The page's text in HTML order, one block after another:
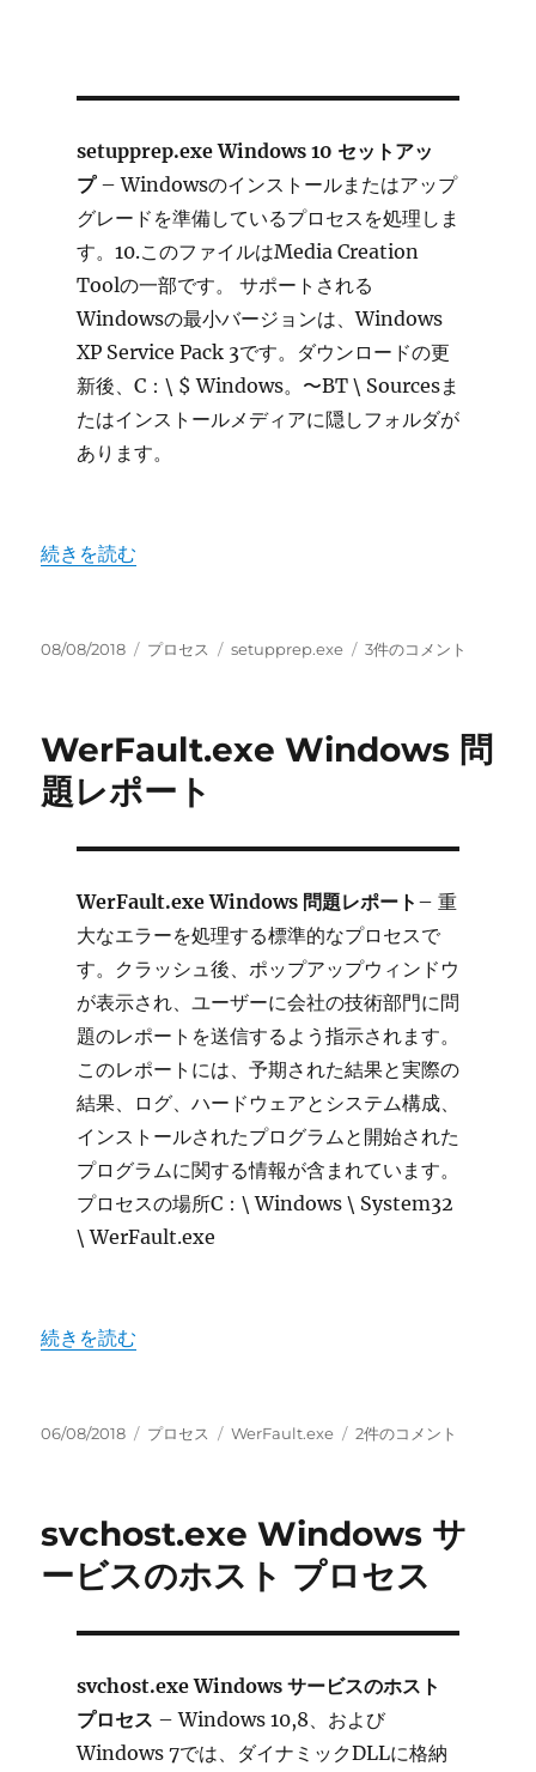
setupprep.exe Windows 10 セットアッ
プ – Windowsのインストールまたはアップ
グレードを準備しているプロセスを処理しま
す。10.このファイルはMedia Creation
Toolの一部です。 サポートされる
Windowsの最小バージョンは、Windows
XP Service Pack 3です。ダウンロードの更
新後、C：\ $ Windows。〜BT \ Sourcesま
たはインストールメディアに隠しフォルダが
あります。
“setupprep.exe Windows 10 セットアップ” の
続きを読む
投
08/08/2018
カ
ー
プロセス
タ
setupprep.exe
setupprep.exe
ッ
プ
の
3件のコメント
WerFault.exe Windows 問
題レポート
WerFault.exe Windows 問題レポート – 重
大なエラーを処理する標準的なプロセスで
す。クラッシュ後、ポップアップウィンドウ
が表示され、ユーザーに会社の技術部門に問
題のレポートを送信するよう指示されます。
このレポートには、予期された結果と実際の
結果、ログ、ハードウェアとシステム構成、
インストールされたプログラムと開始された
プログラムに関する情報が含まれています。
プロセスの場所C：\ Windows \ System32
\ WerFault.exe
“WerFault.exe Windows 問題レポート” の
続きを読む
投
06/08/2018
カ
ー
プロセス
タ
WerFault.exe
WerFault.exe
レ
ー
へ
2件のコメント
svchost.exe Windows サ
ービスのホスト プロセス
svchost.exe Windows サービスのホスト
プロセス – Windows 10,8、および
Windows 7では、ダイナミックDLLに格納